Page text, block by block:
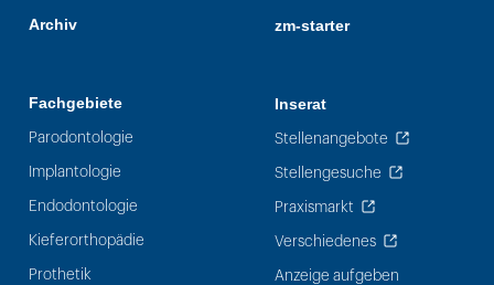
Archiv
Fachgebiete
Parodontologie
Implantologie
Endodontologie
Kieferorthopädie
Prothetik
zm-starter
Inserat
Stellenangebote
Stellengesuche
Praxismarkt
Verschiedenes
Anzeige aufgeben